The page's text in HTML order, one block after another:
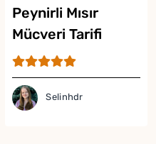
Peynirli Mısır
Mücveri Tarifi
Selinhdr